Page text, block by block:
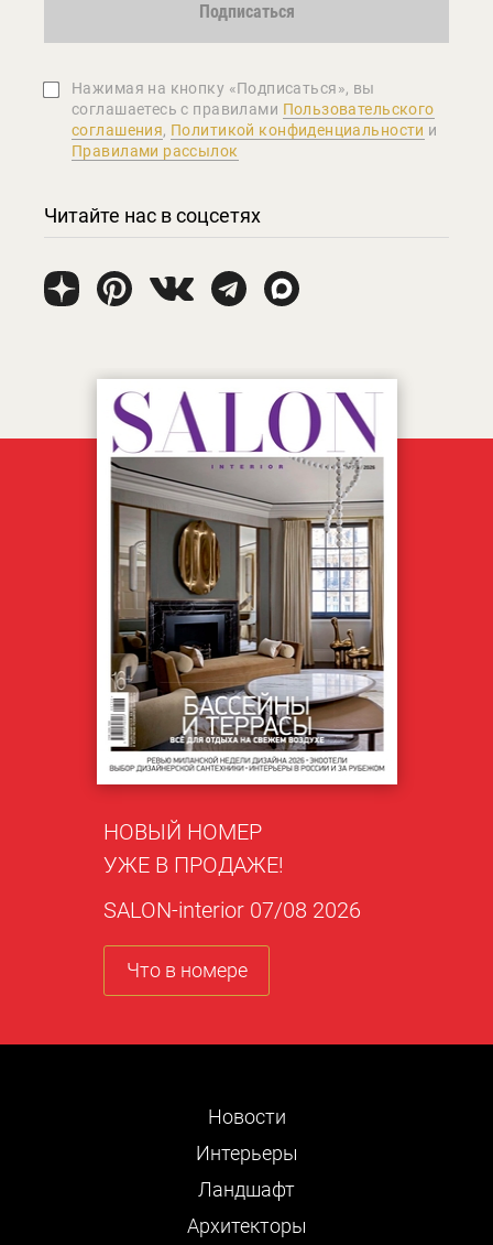
Подписаться
Нажимая на кнопку «Подписаться», вы
соглашаетеcь с правилами Пользовательского
соглашения, Политикой конфиденциальности и
Правилами рассылок
Читайте нас в соцсетях
НОВЫЙ НОМЕР
УЖЕ В ПРОДАЖЕ!
SALON-interior 07/08 2026
Что в номере
Новости
Интерьеры
Ландшафт
Архитекторы